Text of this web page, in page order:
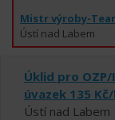
Mistr výroby-
Ústí nad Labem
Úklid pro
úvazek 135
Ústí nad Labem